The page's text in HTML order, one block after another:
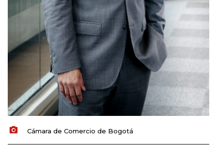
Cámara de Comercio de Bogotá